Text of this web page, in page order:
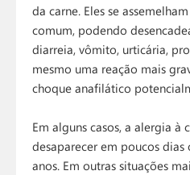
da carne. Eles se
comum, podendo
diarreia, vômito, urticária,
mesmo uma reação mais
choque anafilático
Em alguns casos, a alergia à
desaparecer em poucos
anos. Em outras situações